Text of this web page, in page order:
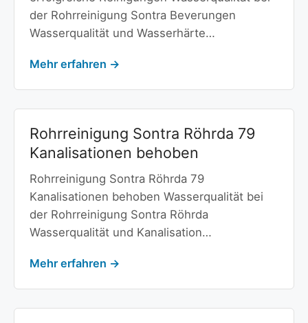
der Rohrreinigung Sontra Beverungen
Wasserqualität und Wasserhärte…
Mehr erfahren →
Rohrreinigung Sontra Röhrda 79
Kanalisationen behoben
Rohrreinigung Sontra Röhrda 79
Kanalisationen behoben Wasserqualität bei
der Rohrreinigung Sontra Röhrda
Wasserqualität und Kanalisation…
Mehr erfahren →